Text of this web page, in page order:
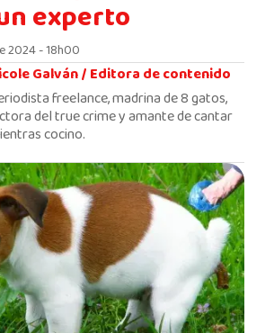
experto
2024 - 18h00
Galván /Editora de contenido
freelance, madrina de 8 gatos,
del true crime y amante de cantar
cocino.